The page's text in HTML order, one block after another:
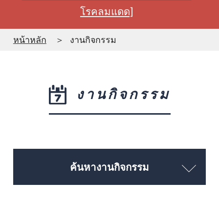
โรคลมแดด]
หน้าหลัก งานกิจกรรม
งานกิจกรรม
ค้นหางานกิจกรรม